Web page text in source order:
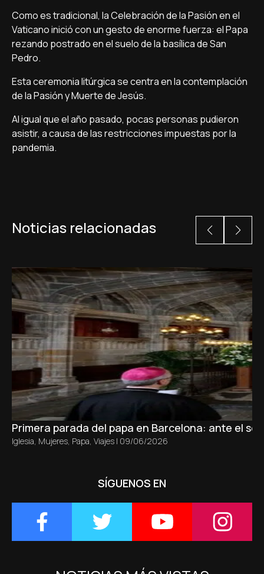
Como es tradicional, la Celebración de la Pasión en el
Vaticano inició con un gesto de enorme fuerza: el Papa
rezando postrado en el suelo de la basílica de San
Pedro.
Esta ceremonia litúrgica se centra en la contemplación
de la Pasión y Muerte de Jesús.
Al igual que el año pasado, pocas personas pudieron
asistir, a causa de las restricciones impuestas por la
pandemia.
Noticias relacionadas
Primera parada del papa en Barcelona: ante el
Iglesia, Mujeres, Papa, Viajes | 09/06/2026
SÍGUENOS EN